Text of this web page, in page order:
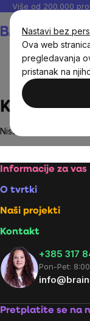
Nastavi bez
Ova web
pregledavanja
pristanak na
Preskoči
sadržaj
Više od 200.000
Kaapa
Nisu pronađeni
Footer
Informacije za vas
O tvrtki
Naši projekti
Kontakt
+385 317
Pon-Pet:
Pretplatite se na